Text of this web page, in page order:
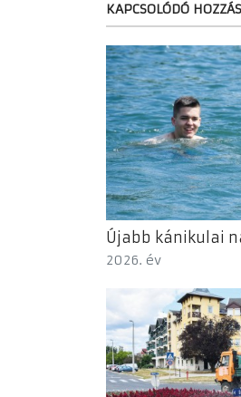
KAPCSOLÓDÓ
Újabb kánikulai
2026. év